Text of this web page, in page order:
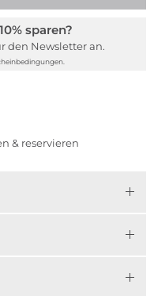
sparen?
den Newsletter an.
& reservieren